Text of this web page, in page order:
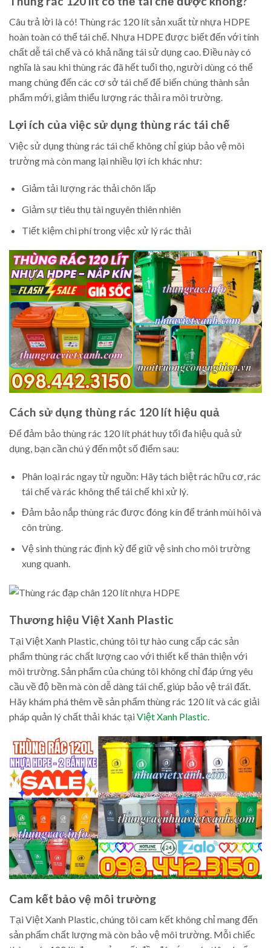
Câu trả lời là có! Thùng rác 120 lít sản xuất từ nhựa HDPE
hoàn toàn có thể tái chế. Nhựa HDPE được biết đến với tính
chất dễ tái chế và có khả năng tái sử dụng cao. Điều này có
nghĩa là sau khi thùng rác đã hết tuổi thọ, người dùng có thể
mang chúng đến các cơ sở tái chế để biến chúng thành sản
phẩm mới, giảm thiểu lượng rác thải ra môi trường.
Lợi ích của việc sử dụng thùng rác tái chế
Việc sử dụng thùng rác tái chế không chỉ giúp bảo vệ môi
trường mà còn mang lại nhiều lợi ích khác như:
Giảm tải lượng rác thải chôn lấp
Giảm sự tiêu thụ tài nguyên thiên nhiên
Tiết kiệm chi phí trong việc xử lý rác thải
Cách sử dụng thùng rác 120 lít hiệu quả
Để đảm bảo thùng rác 120 lít phát huy tối đa hiệu quả sử
dụng, bạn cần chú ý đến một số điểm sau:
Phân loại rác ngay từ nguồn: Hãy tách biệt rác hữu cơ, rác
tái chế và rác không thể tái chế khi xử lý.
Đảm bảo nắp thùng rác được đóng kín để tránh mùi hôi và
côn trùng.
Vệ sinh thùng rác định kỳ để giữ vệ sinh cho môi trường
xung quanh.
Thương hiệu Việt Xanh Plastic
Tại Việt Xanh Plastic, chúng tôi tự hào cung cấp các sản
phẩm thùng rác chất lượng cao với thiết kế thân thiện với
môi trường. Sản phẩm của chúng tôi không chỉ đáp ứng yêu
cầu về độ bền mà còn dễ dàng tái chế, giúp bảo vệ trái đất.
Hãy khám phá thêm về sản phẩm thùng rác 120 lít và các giải
pháp quản lý chất thải khác tạiViệt Xanh Plastic
Cam kết bảo vệ môi trường
Tại Việt Xanh Plastic, chúng tôi cam kết không chỉ mang đến
sản phẩm chất lượng mà còn bảo vệ môi trường. Mỗi chiếc